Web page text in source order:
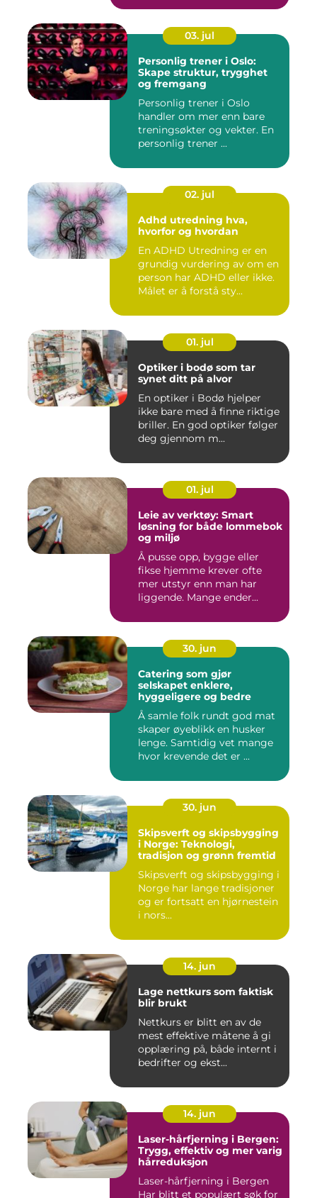
03. jul
Personlig trener i Oslo:
Skape struktur, trygghet
og fremgang
Personlig trener i Oslo
handler om mer enn bare
treningsøkter og vekter. En
personlig trener ...
02. jul
Adhd utredning hva,
hvorfor og hvordan
En ADHD Utredning er en
grundig vurdering av om en
person har ADHD eller ikke.
Målet er å forstå sty...
01. jul
Optiker i bodø som tar
synet ditt på alvor
En optiker i Bodø hjelper
ikke bare med å finne riktige
briller. En god optiker følger
deg gjennom m...
01. jul
Leie av verktøy: Smart
løsning for både lommebok
og miljø
Å pusse opp, bygge eller
fikse hjemme krever ofte
mer utstyr enn man har
liggende. Mange ender...
30. jun
Catering som gjør
selskapet enklere,
hyggeligere og bedre
Å samle folk rundt god mat
skaper øyeblikk en husker
lenge. Samtidig vet mange
hvor krevende det er ...
30. jun
Skipsverft og skipsbygging
i Norge: Teknologi,
tradisjon og grønn fremtid
Skipsverft og skipsbygging i
Norge har lange tradisjoner
og er fortsatt en hjørnestein
i nors...
14. jun
Lage nettkurs som faktisk
blir brukt
Nettkurs er blitt en av de
mest effektive måtene å gi
opplæring på, både internt i
bedrifter og ekst...
14. jun
Laser-hårfjerning i Bergen:
Trygg, effektiv og mer varig
hårreduksjon
Laser-hårfjerning i Bergen
Har blitt et populært søk for